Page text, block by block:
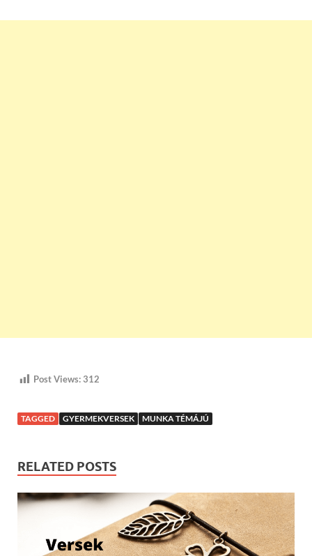
Post Views:312
TAGGED GYERMEKVERSEK MUNKA TÉMÁJÚ
RELATED POSTS